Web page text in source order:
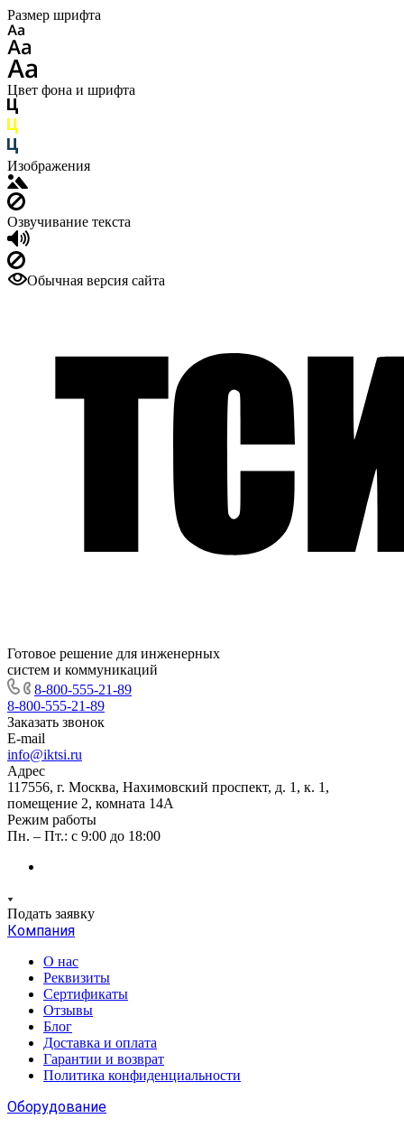
Размер шрифта
Цвет фона и шрифта
Изображения
Озвучивание текста
Обычная версия сайта
Готовое решение для инженерных
систем и коммуникаций
8-800-555-21-89
8-800-555-21-89
Заказать звонок
E-mail
info@iktsi.ru
Адрес
117556, г. Москва, Нахимовский проспект, д. 1, к. 1,
помещение 2, комната 14А
Режим работы
Пн. – Пт.: с 9:00 до 18:00
Подать заявку
Компания
О нас
Реквизиты
Сертификаты
Отзывы
Блог
Доставка и оплата
Гарантии и возврат
Политика конфиденциальности
Оборудование